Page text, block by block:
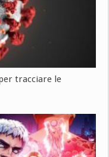
tracciare le